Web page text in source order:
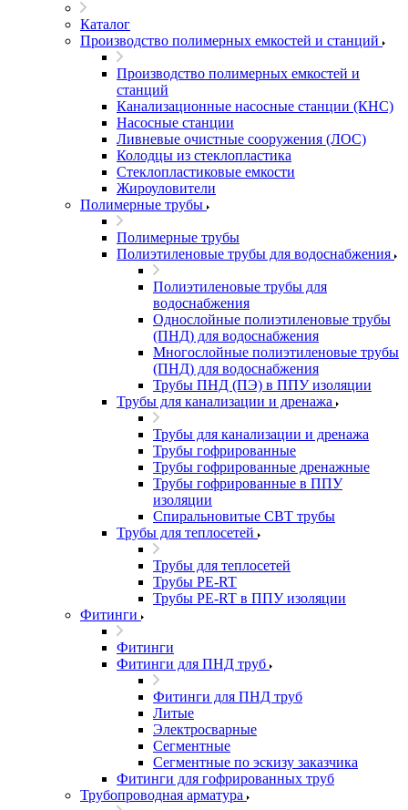
Каталог
Производство полимерных емкостей и станций
Производство полимерных емкостей и
станций
Канализационные насосные станции (КНС)
Насосные станции
Ливневые очистные сооружения (ЛОС)
Колодцы из стеклопластика
Стеклопластиковые емкости
Жироуловители
Полимерные трубы
Полимерные трубы
Полиэтиленовые трубы для водоснабжения
Полиэтиленовые трубы для
водоснабжения
Однослойные полиэтиленовые трубы
(ПНД) для водоснабжения
Многослойные полиэтиленовые трубы
(ПНД) для водоснабжения
Трубы ПНД (ПЭ) в ППУ изоляции
Трубы для канализации и дренажа
Трубы для канализации и дренажа
Трубы гофрированные
Трубы гофрированные дренажные
Трубы гофрированные в ППУ
изоляции
Спиральновитые СВТ трубы
Трубы для теплосетей
Трубы для теплосетей
Трубы PE-RT
Трубы PE-RT в ППУ изоляции
Фитинги
Фитинги
Фитинги для ПНД труб
Фитинги для ПНД труб
Литые
Электросварные
Сегментные
Сегментные по эскизу заказчика
Фитинги для гофрированных труб
Трубопроводная арматура